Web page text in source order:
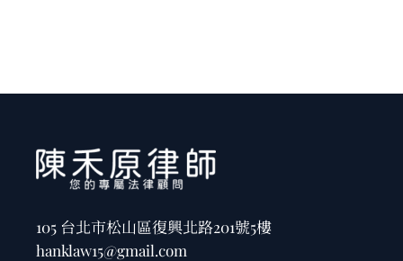
105 台北市松山區復興北路201號5樓
hanklaw15@gmail.com